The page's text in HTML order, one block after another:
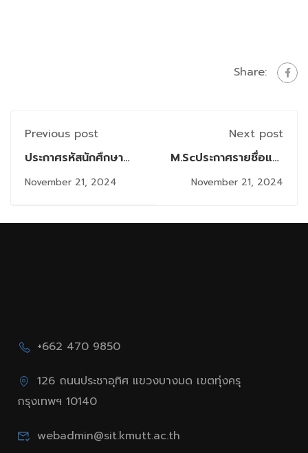
Share:
Previous post
ประกาศรหัสนักศึกษา
และผังสอบผู้สมัครสอบ
Comprehensive
วิศวกรรมซอฟต์แวร์
November 21, 2024
Next post
M.Scประกาศรายชื่อและ
ผังสอบ
Comprehensive
2567)
November 21, 2024
+662 470 9850
126 ถนนประชาอุทิศ แขวงบางมด เขตทุ่งครุ
กรุงเทพฯ 10140
webadmin@sit.kmutt.ac.th